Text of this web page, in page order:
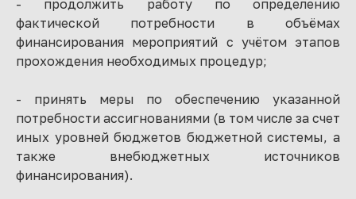
- продолжить работу по определению
фактической потребности в объёмах
финансирования мероприятий с учётом этапов
прохождения необходимых процедур;
- принять меры по обеспечению указанной
потребности ассигнованиями (в том числе за счет
иных уровней бюджетов бюджетной системы, а
также внебюджетных источников
финансирования).